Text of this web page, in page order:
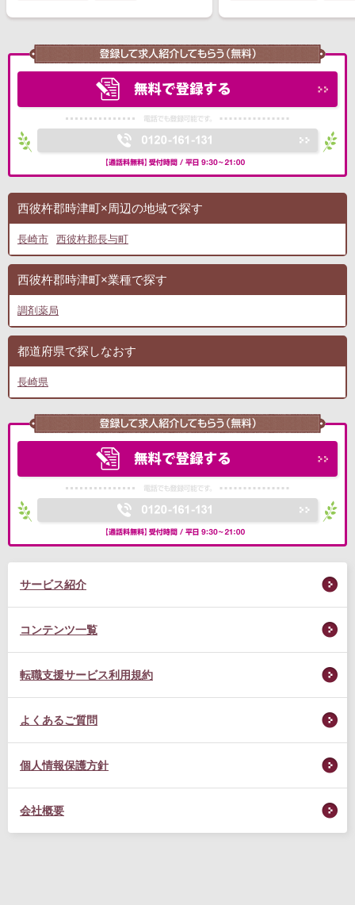
西彼杵郡時津町×周辺の地域で探す
長崎市 西彼杵郡長与町
西彼杵郡時津町×業種で探す
調剤薬局
都道府県で探しなおす
長崎県
サービス紹介
コンテンツ一覧
転職支援サービス利用規約
よくあるご質問
個人情報保護方針
会社概要